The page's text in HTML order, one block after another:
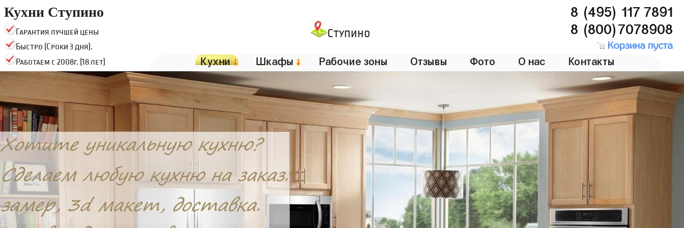
Кухни Ступино
Гарантия лучшей цены
Быстро (Сроки 3 дня).
Работаем с 2008г. (18 лет)
Ступино
8 (495) 117 7891
8 (800)7078908
Корзина пуста
Кухни↓ Шкафы↓ Рабочие зоны Отзывы Фото О нас Контакты